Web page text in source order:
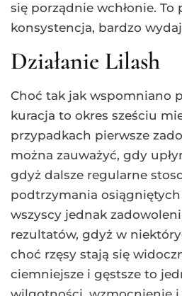
się porządnie wchłonie. To
konsystencja, bardzo
Działanie Lilash
Choć tak jak wspomniano
kuracja to okres sześciu
przypadkach pierwsze
można zauważyć, gdy
gdyż dalsze regularne
podtrzymania
wszyscy jednak
rezultatów, gdyż w
choć rzęsy stają się
ciemniejsze i gęstsze to